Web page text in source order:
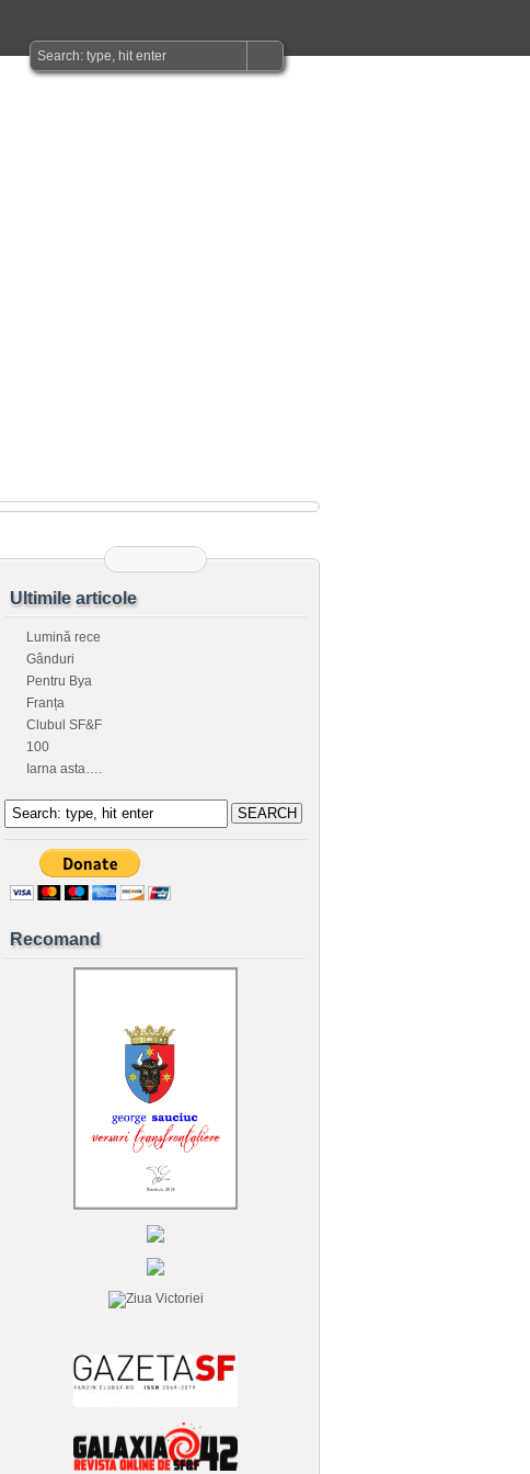
Ultimile articole
Lumină rece
Gânduri
Pentru Bya
Franța
Clubul SF&F
100
Iarna asta….
Recomand